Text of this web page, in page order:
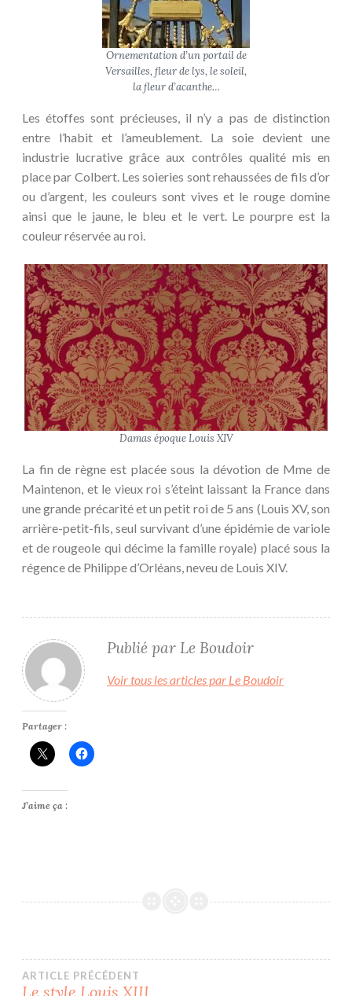
Ornementation d’un portail de
Versailles, fleur de lys, le soleil,
la fleur d’acanthe…
Les étoffes sont précieuses, il n’y a pas de distinction
entre l’habit et l’ameublement. La soie devient une
industrie lucrative grâce aux contrôles qualité mis en
place par Colbert. Les soieries sont rehaussées de fils d’or
ou d’argent, les couleurs sont vives et le rouge domine
ainsi que le jaune, le bleu et le vert. Le pourpre est la
couleur réservée au roi.
Damas époque Louis XIV
La fin de règne est placée sous la dévotion de Mme de
Maintenon, et le vieux roi s’éteint laissant la France dans
une grande précarité et un petit roi de 5 ans (Louis XV, son
arrière-petit-fils, seul survivant d’une épidémie de variole
et de rougeole qui décime la famille royale) placé sous la
régence de Philippe d’Orléans, neveu de Louis XIV.
Publié par Le Boudoir
Voir tous les articles par Le Boudoir
Partager :
J’aime ça :
HISTOIRE
HISTOIRE
Navigation
ARTICLE PRÉCÉDENT
Le style Louis XIII